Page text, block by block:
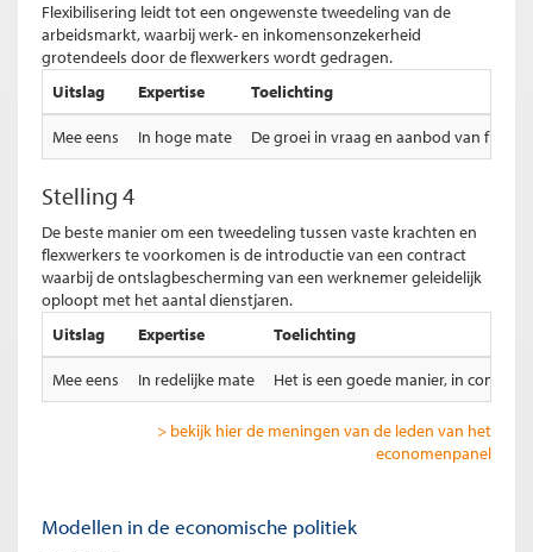
Flexibilisering leidt tot een ongewenste tweedeling van de
arbeidsmarkt, waarbij werk- en inkomensonzekerheid
grotendeels door de flexwerkers wordt gedragen.
Uitslag
Expertise Toelichting
Mee eens In hoge mate De groei in vraag en aanbod van flex
Stelling 4
De beste manier om een tweedeling tussen vaste krachten en
flexwerkers te voorkomen is de introductie van een contract
waarbij de ontslagbescherming van een werknemer geleidelijk
oploopt met het aantal dienstjaren.
Uitslag
Expertise Toelichting
Mee eens In redelijke mate Het is een goede manier, in
> bekijk hier de meningen van de leden van het
economenpanel
Modellen in de economische politiek